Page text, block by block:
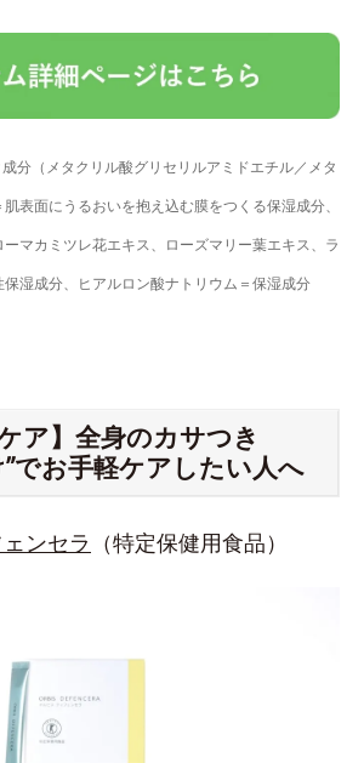
分（メタクリル酸グリセリルアミドエチル／メタ
表面にうるおいを抱え込む膜をつくる保湿成分、
マカミツレ花エキス、ローズマリー葉エキス、ラ
湿成分、ヒアルロン酸ナトリウム＝保湿成分
ア】全身のカサつき
”でお手軽ケアしたい人へ
ンセラ （特定保健用食品）